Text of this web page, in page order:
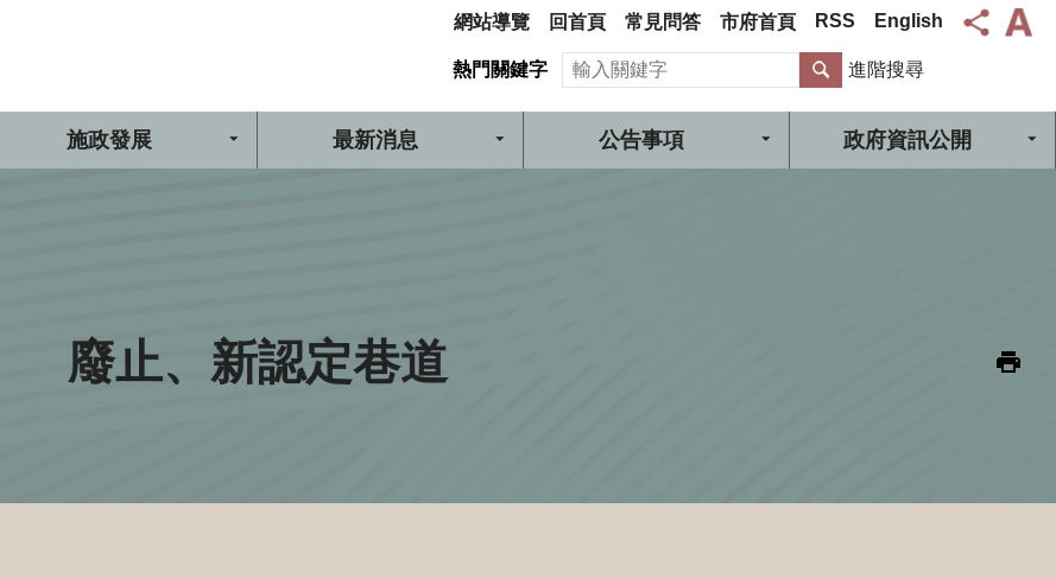
網站導覽 回首頁 常見問答 市府首頁 RSS English
施政發展 最新消息 公告事項 政府資訊公開
熱門關鍵字 搜尋 進階搜尋
廢止、新認定巷道